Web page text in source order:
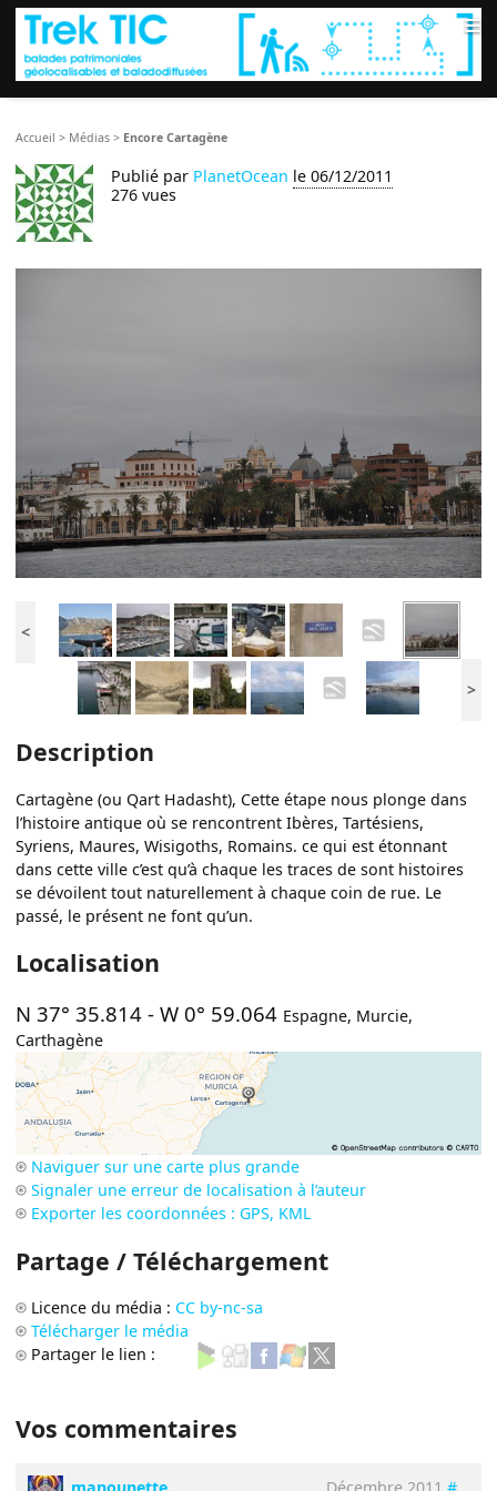
≡
Accueil > Médias > Encore Cartagène
Publié par PlanetOcean le 06/12/2011
276 vues
<
>
Description
Cartagène (ou Qart Hadasht), Cette étape nous plonge dans
l’histoire antique où se rencontrent Ibères, Tartésiens,
Syriens, Maures, Wisigoths, Romains. ce qui est étonnant
dans cette ville c’est qu’à chaque les traces de sont histoires
se dévoilent tout naturellement à chaque coin de rue. Le
passé, le présent ne font qu’un.
Localisation
N 37° 35.814 -W 0° 59.064 Espagne, Murcie,
Carthagène
Naviguer sur une carte plus grande
Signaler une erreur de localisation à l’auteur
Exporter les coordonnées : GPS, KML
Partage / Téléchargement
Licence du média : CC by-nc-sa
Télécharger le média
Partager le lien :
Vos commentaires